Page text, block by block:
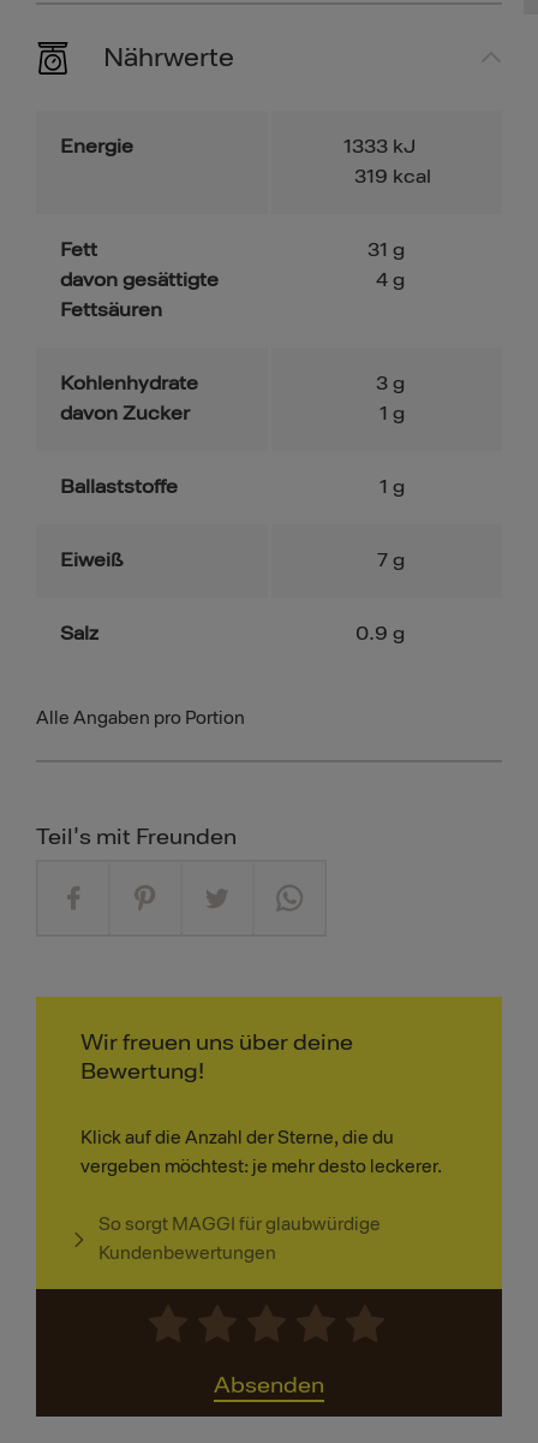
Nährwerte
Energie 1333 kJ
319 kcal
Fett
davon gesättigte
Fettsäuren
31 g
4 g
Kohlenhydrate
davon Zucker
3 g
1 g
Ballaststoffe 1 g
Eiweiß 7 g
Salz 0.9 g
Alle Angaben pro Portion
Teil's mit Freunden
Wir freuen uns über deine
Bewertung!
Klick auf die Anzahl der Sterne, die du
vergeben möchtest: je mehr desto leckerer.
So sorgt MAGGI für glaubwürdige
Kundenbewertungen
Absenden